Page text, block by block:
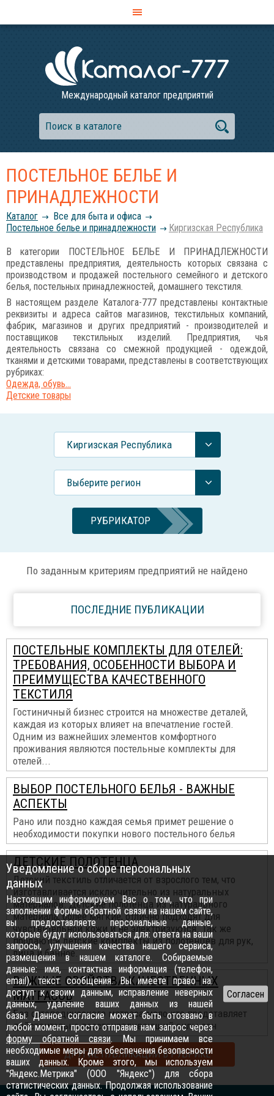
Международный каталог предприятий
ПОСТЕЛЬНОЕ БЕЛЬЕ И
ПРИНАДЛЕЖНОСТИ
Каталог
Все для быта и офиса
Постельное белье и принадлежности
Киргизская Республика
В категории ПОСТЕЛЬНОЕ БЕЛЬЕ И ПРИНАДЛЕЖНОСТИ
представлены предприятия, деятельность которых связана с
производством и продажей постельного семейного и детского
белья, постельных принадлежностей, домашнего текстиля.
В настоящем разделе Каталога-777 представлены контактные
реквизиты и адреса сайтов магазинов, текстильных компаний,
фабрик, магазинов и других предприятий - производителей и
поставщиков текстильных изделий. Предприятия, чья
деятельность связана со смежной продукцией - одеждой,
тканями и детскими товарами, представлены в соответствующих
рубриках:
Одежда, обувь...
Детские товары
Киргизская Республика
Выберите регион
РУБРИКАТОР
По заданным критериям предприятий не найдено
ПОСЛЕДНИЕ ПУБЛИКАЦИИ
ПОСТЕЛЬНЫЕ КОМПЛЕКТЫ ДЛЯ ОТЕЛЕЙ:
ТРЕБОВАНИЯ, ОСОБЕННОСТИ ВЫБОРА И
ПРЕИМУЩЕСТВА КАЧЕСТВЕННОГО
ТЕКСТИЛЯ
Гостиничный бизнес строится на множестве деталей,
каждая из которых влияет на впечатление гостей.
Одним из важнейших элементов комфортного
проживания являются постельные комплекты для
отелей...
ВЫБОР ПОСТЕЛЬНОГО БЕЛЬЯ - ВАЖНЫЕ
АСПЕКТЫ
Рано или поздно каждая семья примет решение о
необходимости покупки нового постельного белья
ДЕТСКИЕ ПОЛОТЕНЦА
Детский текстиль отличается от взрослого тем, что
изготавливается исключительно из натуральных
материалов. Детские полотенца из натурального
материала, более мягкие, отлично подходят для
чувствительной кожи и не электризуются. Так же
продаются детские комплекты из полотенцев для рук,
лица и банное.
ВАЖНЫЕ СВОЙСТВА КАЧЕСТВЕННЫХ
МАТРАСОВ
Без ортопедического матраса мало кто представляет
действительно восстанавливающий силы сон
ДРУГИЕ ПУБЛИКАЦИИ В РУБРИКЕ
Уведомление о сборе персональных
данных
Настоящим информируем Вас о том, что при
заполнении формы обратной связи на нашем сайте,
вы предоставляете персональные данные,
которые будут использоваться для: ответа на ваши
запросы, улучшения качества нашего сервиса,
размещения в нашем каталоге. Собираемые
данные: имя, контактная информация (телефон,
email), текст сообщения. Вы имеете право на:
доступ к своим данным, исправление неверных
данных, удаление ваших данных из нашей
базы. Данное согласие может быть отозвано в
любой момент, просто отправив нам запрос через
форму обратной связи. Мы принимаем все
необходимые меры для обеспечения безопасности
ваших данных. Кроме этого, мы используем
"Яндекс.Метрика" (ООО "Яндекс") для сбора
статистических данных. Продолжая использование